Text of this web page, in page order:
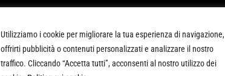
Utilizziamo i cookie per migliorare la tua esperienza di navigazione,
offrirti pubblicità o contenuti personalizzati e analizzare il nostro
traffico. Cliccando “Accetta tutti”, acconsenti al nostro utilizzo dei